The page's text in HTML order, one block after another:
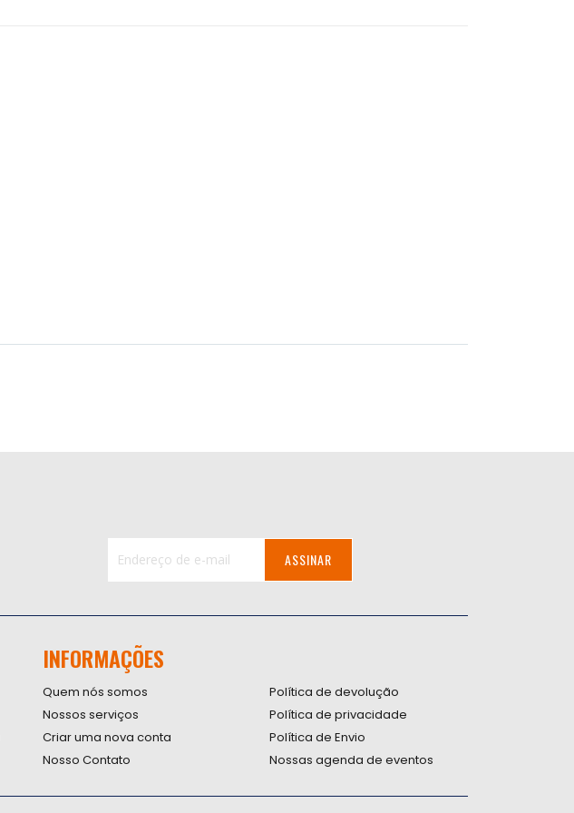
nossa
Newsletter:
ASSINAR
INFORMAÇÕES
Quem nós somos
Nossos serviços
Criar uma nova conta
Nosso Contato
Política de devolução
Política de privacidade
Política de Envio
Nossas agenda de eventos